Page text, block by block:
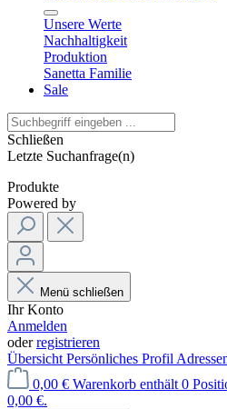
Unsere Werte
Nachhaltigkeit
Produktion
Sanetta Familie
Sale
Schließen
Letzte Suchanfrage(n)
Produkte
Powered by
Menü schließen
Ihr Konto
Anmelden
oderregistrieren
Übersicht Persönliches Profil
0,00 € Warenkorb enthält 0
0,00 €.